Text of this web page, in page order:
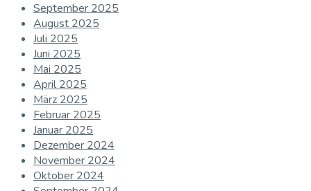
September 2025
August 2025
Juli 2025
Juni 2025
Mai 2025
April 2025
März 2025
Februar 2025
Januar 2025
Dezember 2024
November 2024
Oktober 2024